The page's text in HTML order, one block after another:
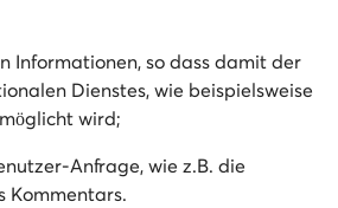
Informationen, so dass damit der
Dienstes, wie beispielsweise
wird;
Anfrage, wie z.B. die
Kommentars.